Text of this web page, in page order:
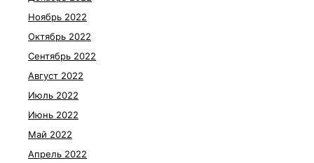
Ноябрь 2022
Октябрь 2022
Сентябрь 2022
Август 2022
Июль 2022
Июнь 2022
Май 2022
Апрель 2022